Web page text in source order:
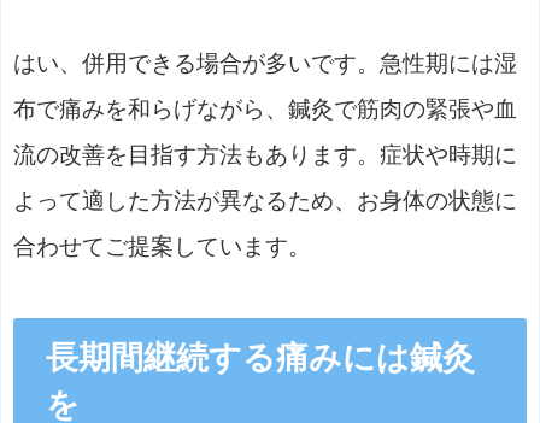
はい、併用できる場合が多いです。急性期には湿
布で痛みを和らげながら、鍼灸で筋肉の緊張や血
流の改善を目指す方法もあります。症状や時期に
よって適した方法が異なるため、お身体の状態に
合わせてご提案しています。
長期間継続する痛みには鍼灸
を